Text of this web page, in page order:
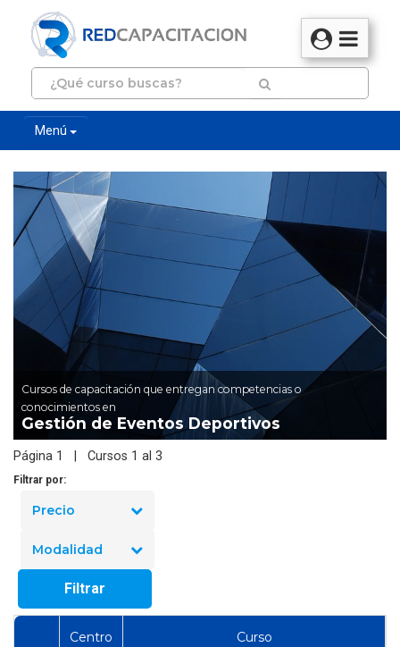
Menú
Cursos de capacitación que entregan competencias o
conocimientos en
Gestión de Eventos Deportivos
Página 1 | Cursos 1 al 3
Filtrar por:
Precio
Modalidad
Filtrar
Centro Curso